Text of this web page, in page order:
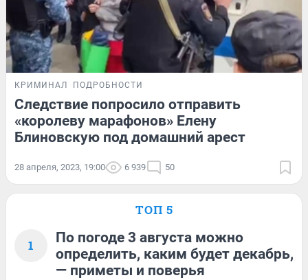
КРИМИНАЛ ПОДРОБНОСТИ
Следствие попросило отправить
«королеву марафонов» Елену
Блиновскую под домашний арест
28 апреля, 2023, 19:00 6 939 50
ТОП 5
1
По погоде 3 августа можно
определить, каким будет декабрь,
— приметы и поверья